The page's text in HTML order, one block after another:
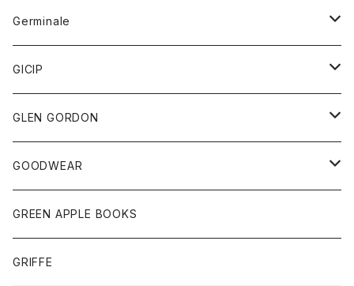
ボトム
アウター
パーカー
グッズ
ネクタイ
チーフ
トップス
シャツ
タンクトップ
ボトム
ショートパンツ
スカート
レディース
スカート
Germinale
靴
サンダル
GICIP
トップス
Tシャツ
GLEN GORDON
グッズ
手袋
GOODWEAR
トップス
Tシャツ
GREEN APPLE BOOKS
GRIFFE